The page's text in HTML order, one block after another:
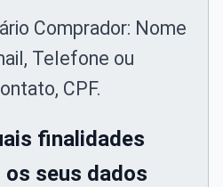
Comprador: Nome
Telefone ou
CPF.
finalidades
seus dados